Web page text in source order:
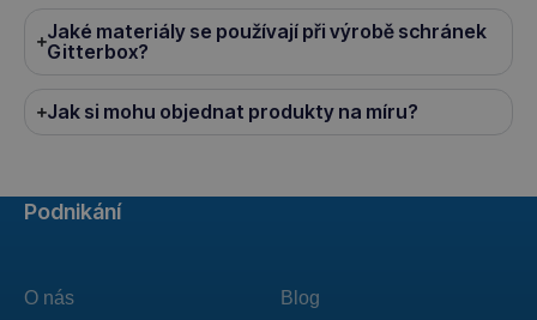
Jaké materiály se používají při výrobě schránek
Gitterbox?
Jak si mohu objednat produkty na míru?
Podnikání
O nás
Blog